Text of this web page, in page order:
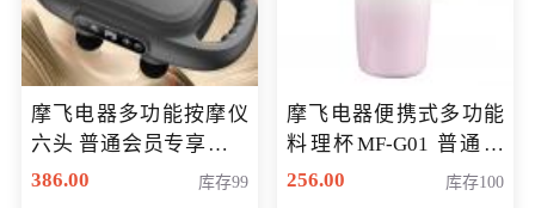
摩飞电器多功能按摩仪
六头 普通会员专享价格
199元
386.00 库存99
摩飞电器便携式多功能
料理杯MF-G01 普通会
员专享价格118元
256.00 库存100